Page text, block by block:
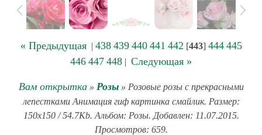
« Предыдущая| 438 439 440 441 442 [443] 444 445
446 447 448 | Следующая »
Вам открытка» Розы» Розовые розы с прекрасными
лепестками Анимация гиф картинка смайлик. Размер:
150x150 / 54.7Kb. Альбом: Розы. Добавлен: 11.07.2015.
Просмотров: 659.